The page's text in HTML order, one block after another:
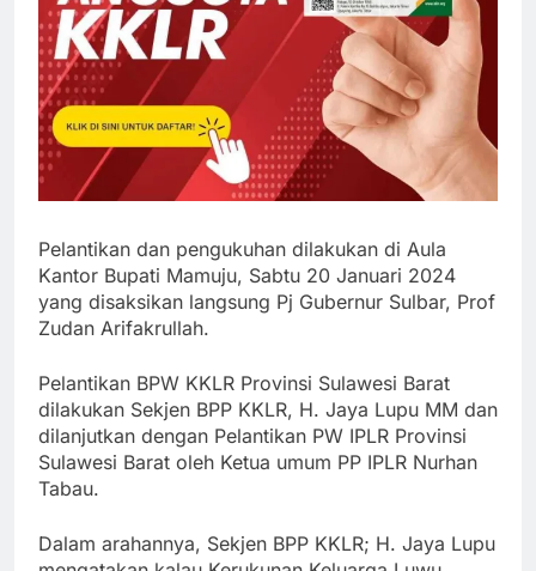
Pelantikan dan pengukuhan dilakukan di Aula
Kantor Bupati Mamuju, Sabtu 20 Januari 2024
yang disaksikan langsung Pj Gubernur Sulbar, Prof
Zudan Arifakrullah.
Pelantikan BPW KKLR Provinsi Sulawesi Barat
dilakukan Sekjen BPP KKLR, H. Jaya Lupu MM dan
dilanjutkan dengan Pelantikan PW IPLR Provinsi
Sulawesi Barat oleh Ketua umum PP IPLR Nurhan
Tabau.
Dalam arahannya, Sekjen BPP KKLR; H. Jaya Lupu